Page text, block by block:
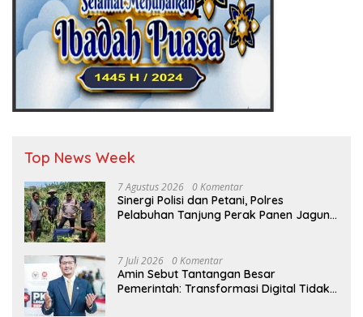
Top News Week
7 Agustus 2026 0 Komentar
Sinergi Polisi dan Petani, Polres
Pelabuhan Tanjung Perak Panen Jagung
7 Juli 2026 0 Komentar
Amin Sebut Tantangan Besar
Pemerintah: Transformasi Digital Tidak